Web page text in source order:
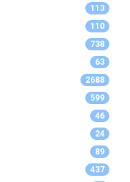
113
110
738
63
2688
599
46
24
89
437